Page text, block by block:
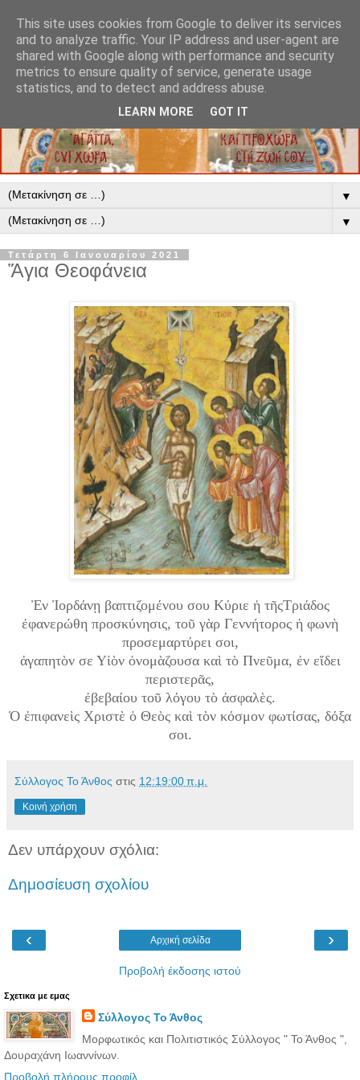
▼
▼
Τετάρτη 6 Ιανουαρίου 2021
Ἅγια Θεοφάνεια
Ἐν Ἰορδάνῃ βαπτιζομένου σου Κύριε ἡ τῆςΤριάδος
ἐφανερώθη προσκύνησις, τοῦ γὰρ Γεννήτορος ἡ φωνὴ
προσεμαρτύρει σοι,
ἀγαπητὸν σε Υἱὸν ὀνομὰζουσα καὶ τὸ Πνεῦμα, ἐν εἴδει
περιστερᾶς,
ἐβεβαίου τοῦ λόγου τὸ ἀσφαλὲς.
Ὁ ἐπιφανεὶς Χριστὲ ὁ Θεὸς καὶ τὸν κόσμον φωτίσας, δόξα
σοι.
Σύλλογος Το Άνθος στις 12:19:00 π.μ.
Κοινή χρήση
Δεν υπάρχουν σχόλια:
Δημοσίευση σχολίου
‹ ›
Αρχική σελίδα
Προβολή έκδοσης ιστού
Σχετικα με εμας
Σύλλογος Το Άνθος
Μορφωτικός και Πολιτιστικός Σύλλογος " Το Άνθος ",
Δουραχάνη Ιωαννίνων.
Προβολή πλήρους προφίλ
This site uses cookies from Google to deliver its services
and to analyze traffic. Your IP address and user-agent are
shared with Google along with performance and security
metrics to ensure quality of service, generate usage
statistics, and to detect and address abuse.
LEARN MORE GOT IT